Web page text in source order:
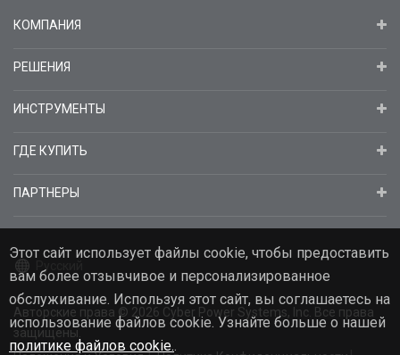
Этот сайт использует файлы cookie, чтобы предоставить
вам более отзывчивое и персонализированное
обслуживание. Используя этот сайт, вы соглашаетесь на
использование файлов cookie. Узнайте больше о нашей
политике файлов cookie..
КОМПАНИЯ
РЕШЕНИЯ
ИНСТРУМЕНТЫ
ГДЕ КУПИТЬ
ПАРТНЕРЫ
Авторские права © 2026 Cyber Power Systems, Inc. Все права
защищены.